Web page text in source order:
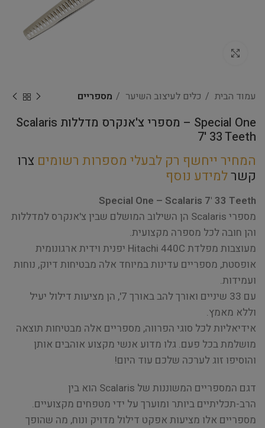
עמוד הבית כלים לעיצוב השיער מספריים
Special One – מספרי צ'אנקרס מדללות Scalaris
7' 33 Teeth
המחיר ייחשף רק לבעלי מספרות רשומים צרו
קשרלמידע נוסף
Special One – Scalaris 7' 33 Teeth
מספרי Scalaris הן השילוב המושלם שבין צ'אנקרס למדללות
והן חובה לכל מספרה מקצועית.
מעוצבות מפלדת Hitachi 440C יפנית וידית ארגונומית
אופסטת, מספריים עדינות במיוחד אלה מבטיחות דיוק, נוחות
ועמידות.
עם 33 שיניים ואורך להב באורך 7', הן מציעות דילול יעיל
וללא מאמץ.
אידיאליות לכל סוגי הפרווה, מספריים אלה מבטיחות תוצאה
מושלמת בכל פעם. גלו מדוע אנשי מקצוע אוהבים אותן
והוסיפו זוג לערכה שלכם עוד היום!
דגם המספריים המשוננות של Scalaris הוא בין
הרב-תכליתיים ביותר ומוערך על ידי מטפחים מקצועיים.
מספריים אלו מציעות אפקט דילול מדויק ונוח, מה שהופך